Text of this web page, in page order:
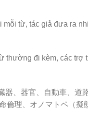
từ, tác giả đưa ra
thường đi kèm, các trợ
器、器官、自動車、道
倫理、オノマトペ（擬